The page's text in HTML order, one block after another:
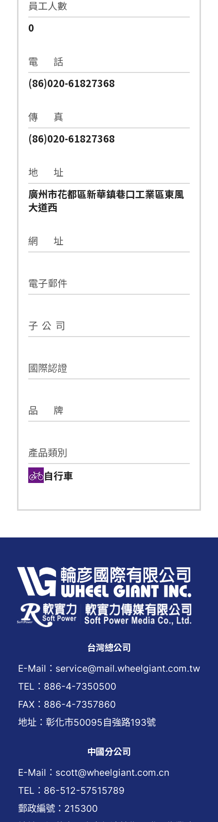
員工人數
0
電 話
(86)020-61827368
傳 真
(86)020-61827368
地 址
廣州市花都區新華鎮巷口工業區東風
大道西
網 址
電子郵件
子 公 司
國際認證
品 牌
產品類別
自行車
台灣總公司
E-Mail：service@mail.wheelgiant.com.tw
TEL：886-4-7350500
FAX：886-4-7357860
地址：彰化市50095自強路193號
中國分公司
E-Mail：scott@wheelgiant.com.cn
TEL：86-512-57515789
郵政編號：215300